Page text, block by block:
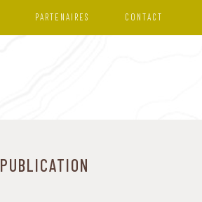
PARTENAIRES CONTACT
PUBLICATION